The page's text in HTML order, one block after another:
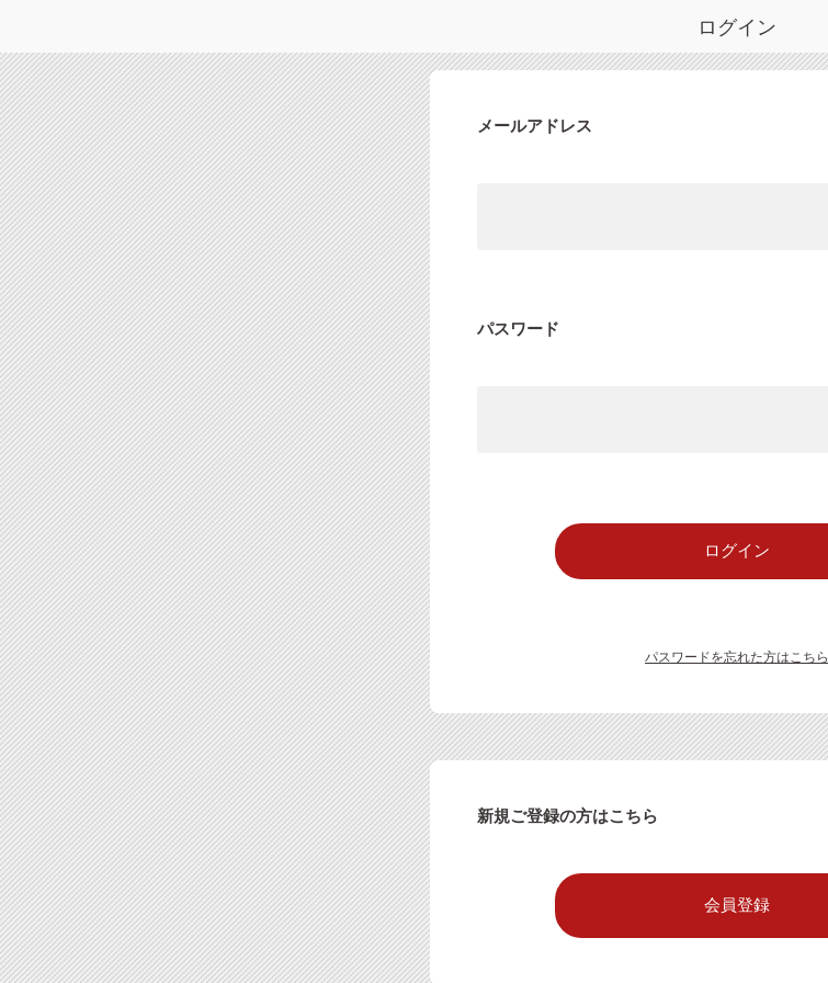
ログイン
メールアドレス
パスワード
パスワードを忘れた方はこちら
新規ご登録の方はこちら
会員登録